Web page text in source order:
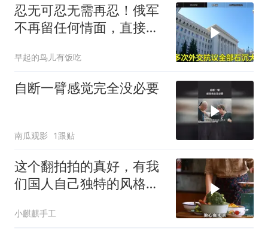
忍无可忍无需再忍！俄军
不再留任何情面，直接炸
早起的鸟儿有饭吃
自断一臂感觉完全没必要
南瓜观影 1跟贴
这个翻拍拍的真好，有我
们国人自己独特的风格魅
小麒麒手工